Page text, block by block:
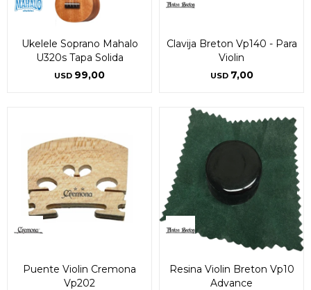
Ukelele Soprano Mahalo
U320s Tapa Solida
USD 99,00
Clavija Breton Vp140 - Para
Violin
USD 7,00
Puente Violin Cremona
Vp202
Resina Violin Breton Vp10
Advance